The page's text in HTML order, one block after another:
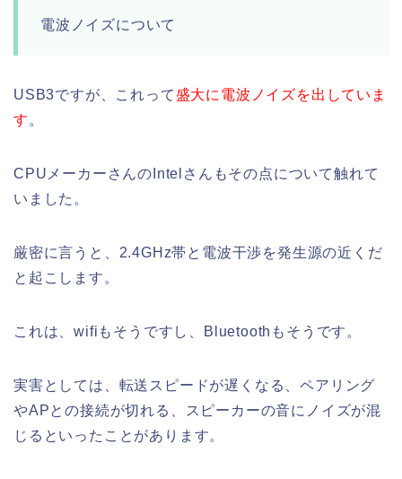
電波ノイズについて
USB3ですが、これって 盛大に電波ノイズを出していま
す 。
CPUメーカーさんのIntelさんもその点について触れて
いました。
厳密に言うと、2.4GHz帯と電波干渉を発生源の近くだ
と起こします。
これは、wifiもそうですし、Bluetoothもそうです。
実害としては、転送スピードが遅くなる、ペアリング
やAPとの接続が切れる、スピーカーの音にノイズが混
じるといったことがあります。